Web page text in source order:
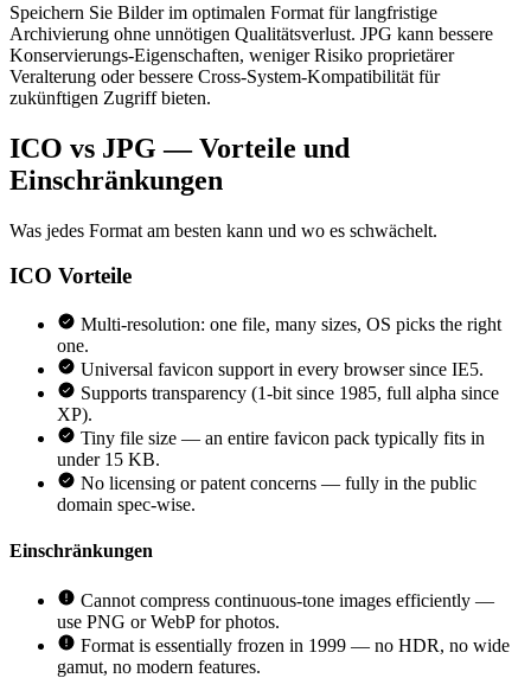
Speichern Sie Bilder im optimalen Format für langfristige
Archivierung ohne unnötigen Qualitätsverlust. JPG kann bessere
Konservierungs-Eigenschaften, weniger Risiko proprietärer
Veralterung oder bessere Cross-System-Kompatibilität für
zukünftigen Zugriff bieten.
ICO vs JPG — Vorteile und
Einschränkungen
Was jedes Format am besten kann und wo es schwächelt.
ICO Vorteile
Multi-resolution: one file, many sizes, OS picks the right
one.
Universal favicon support in every browser since IE5.
Supports transparency (1-bit since 1985, full alpha since
XP).
Tiny file size — an entire favicon pack typically fits in
under 15 KB.
No licensing or patent concerns — fully in the public
domain spec-wise.
Einschränkungen
Cannot compress continuous-tone images efficiently —
use PNG or WebP for photos.
Format is essentially frozen in 1999 — no HDR, no wide
gamut, no modern features.